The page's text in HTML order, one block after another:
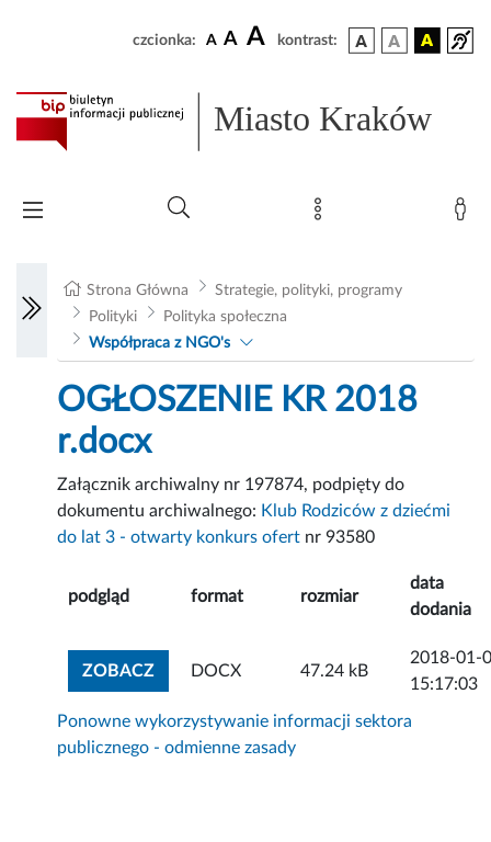
czcionka: A A A kontrast:
Miasto Kraków
Strona Główna
Strategie, polityki, programy
Polityki
Polityka społeczna
Współpraca z NGO's
OGŁOSZENIE KR 2018
r.docx
Załącznik archiwalny nr 197874, podpięty do
dokumentu archiwalnego: Klub Rodziców z dziećmi
do lat 3 - otwarty konkurs ofert nr 93580
podgląd format rozmiar
data
dodania
ZOBACZZOBACZ ZAŁĄCZNIK
DOCX 47.24 kB
2018-01-
15:17:03
Ponowne wykorzystywanie informacji sektora
publicznego - odmienne zasady